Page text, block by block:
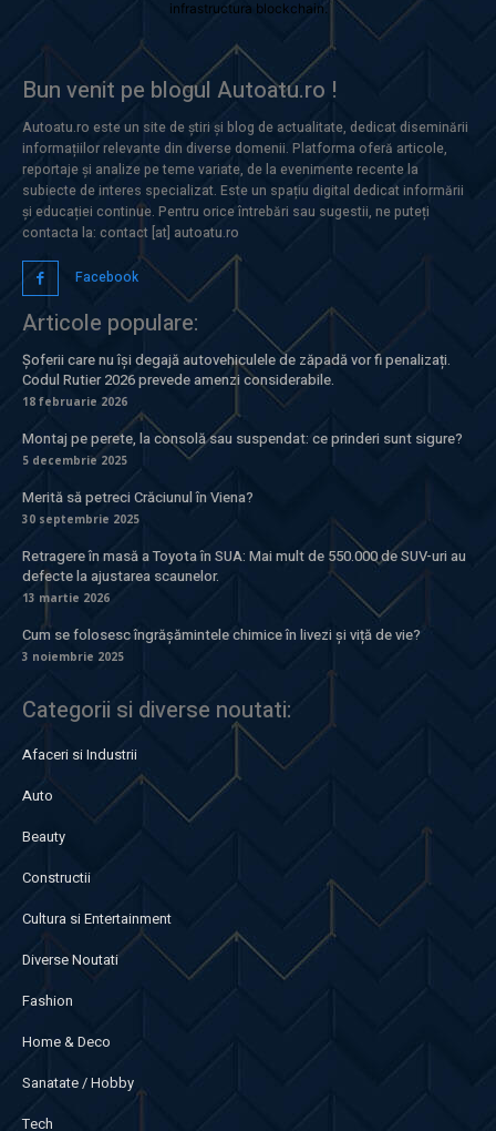
infrastructura blockchain.
Bun venit pe blogul Autoatu.ro !
Autoatu.ro este un site de știri și blog de actualitate, dedicat diseminării
informațiilor relevante din diverse domenii. Platforma oferă articole,
reportaje și analize pe teme variate, de la evenimente recente la
subiecte de interes specializat. Este un spațiu digital dedicat informării
și educației continue. Pentru orice întrebări sau sugestii, ne puteți
contacta la: contact [at] autoatu.ro
Facebook
Articole populare:
Șoferii care nu își degajă autovehiculele de zăpadă vor fi penalizați.
Codul Rutier 2026 prevede amenzi considerabile.
18 februarie 2026
Montaj pe perete, la consolă sau suspendat: ce prinderi sunt sigure?
5 decembrie 2025
Merită să petreci Crăciunul în Viena?
30 septembrie 2025
Retragere în masă a Toyota în SUA: Mai mult de 550.000 de SUV-uri au
defecte la ajustarea scaunelor.
13 martie 2026
Cum se folosesc îngrășămintele chimice în livezi și viță de vie?
3 noiembrie 2025
Categorii si diverse noutati:
Afaceri si Industrii
Auto
Beauty
Constructii
Cultura si Entertainment
Diverse Noutati
Fashion
Home & Deco
Sanatate / Hobby
Tech